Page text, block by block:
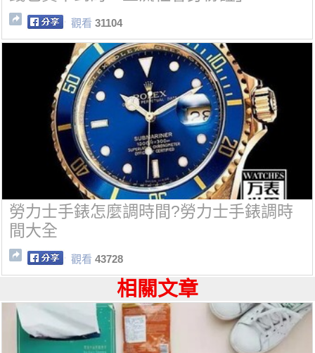
觀看 31104
勞力士手錶怎麼調時間?勞力士手錶調時
間大全
觀看 43728
相關文章